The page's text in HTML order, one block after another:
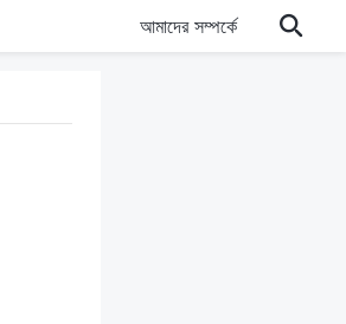
আমাদের সম্পর্কে